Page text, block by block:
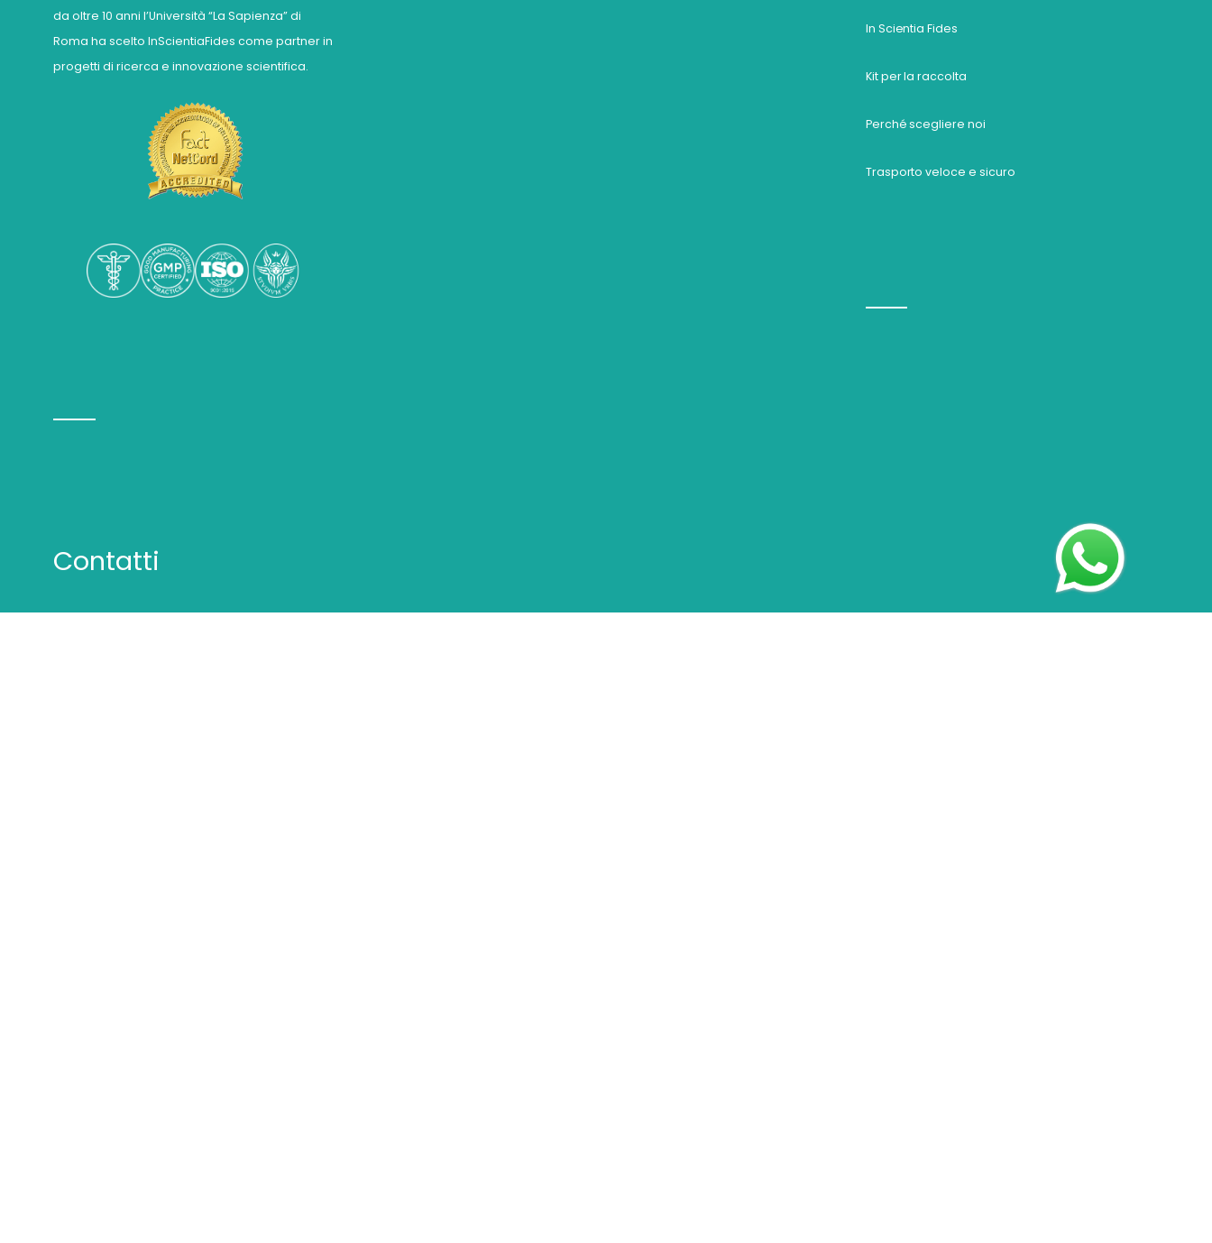
da oltre 10 anni l’Università “La Sapienza” di
Roma ha scelto InScientiaFides come partner in
progetti di ricerca e innovazione scientifica.
Contatti
In Scientia Fides
Kit per la raccolta
Perché scegliere noi
Trasporto veloce e sicuro